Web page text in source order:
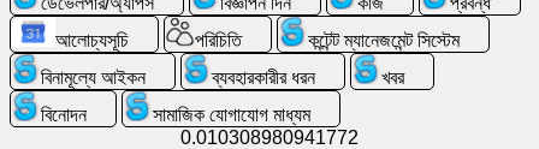
/
ওয়েবমেইল
বিশ্লেষণ
আলোচ্যসূচি
পরিচিতি
কন্টেন্ট ম্যানেজমেন্ট সিস্টেম
বিনামূল্যে আইকন
ব্যবহারকারীর ধরন
খবর
বিনোদন
সামাজিক যোগাযোগ মাধ্যম
0.010308980941772